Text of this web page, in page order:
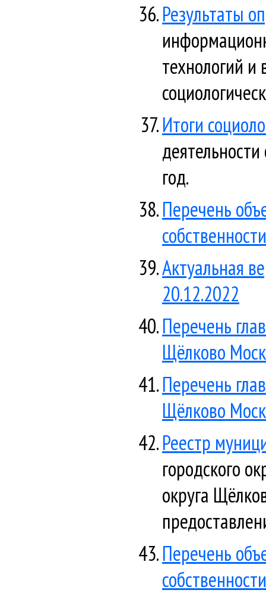
Результаты
технологий
Итоги
год.
Перечень
Актуальная
20.12.2022
Перечень
Щёлково
Перечень
Щёлково
Реестр
городского
округа
Перечень